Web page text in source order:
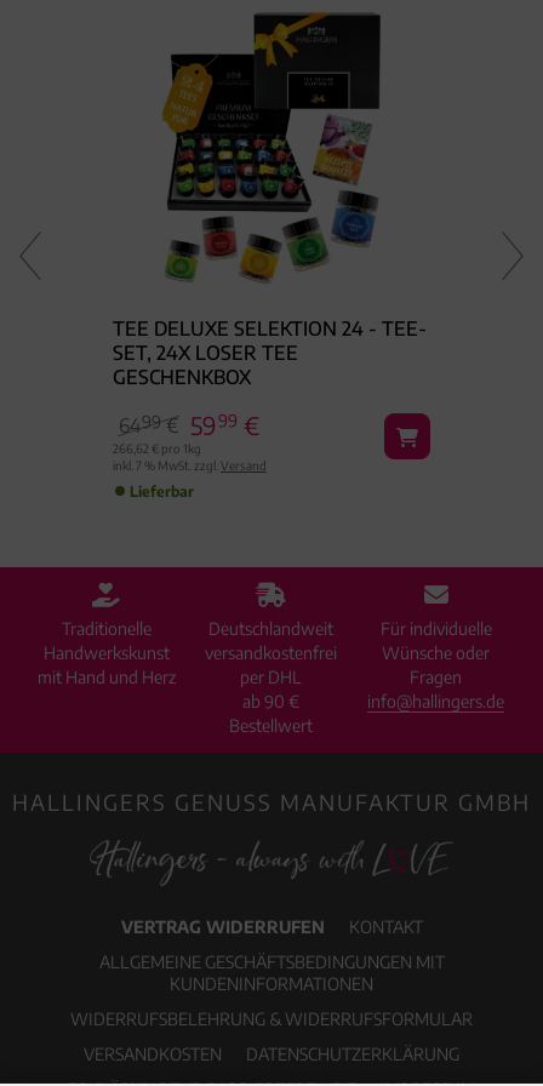
TEE DELUXE SELEKTION 24 - TEE-
SET, 24X LOSER TEE
GESCHENKBOX
6499€ 5999 €
266,62 € pro 1kg
inkl. 7 % MwSt. zzgl.Versand
Lieferbar
Traditionelle
Handwerkskunst
mit Hand und Herz
Deutschlandweit
versandkostenfrei
per DHL
ab 90 €
Bestellwert
Für individuelle
Wünsche oder
Fragen
info@hallingers.de
HALLINGERS GENUSS MANUFAKTUR GMBH
VERTRAG WIDERRUFEN
KONTAKT
ALLGEMEINE GESCHÄFTSBEDINGUNGEN MIT
KUNDENINFORMATIONEN
WIDERRUFSBELEHRUNG & WIDERRUFSFORMULAR
VERSANDKOSTEN
DATENSCHUTZERKLÄRUNG